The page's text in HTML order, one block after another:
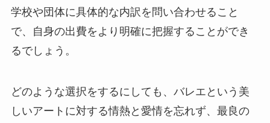
学校や団体に具体的な内訳を問い合わせること
で、自身の出費をより明確に把握することができ
るでしょう。
どのような選択をするにしても、バレエという美
しいアートに対する情熱と愛情を忘れず、最良の